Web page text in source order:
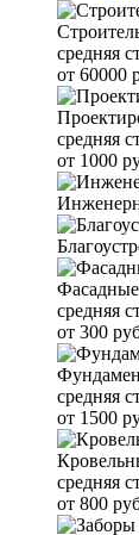
средняя
от 60000
средняя
от 1000
средняя
от 300
средняя
от 1500
средняя
от 800